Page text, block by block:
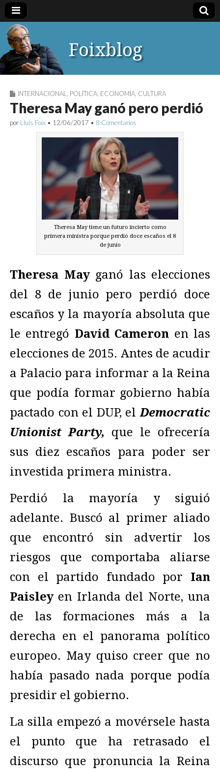
Foixblog
INTERNACIONAL POLÍTICA ECONOMÍA CULTURA
Theresa May ganó pero perdió
por Lluís Foix • 12/06/2017 • 8 Comentarios
Theresa May tiene un futuro incierto como
primera ministra porque perdió doce escaños el 8
de junio
Theresa Mayganó las elecciones
del 8 de junio pero perdió doce
escaños y la mayoría absoluta que
le entregó David Cameron en las
elecciones de 2015. Antes de acudir
a Palacio para informar a la Reina
que podía formar gobierno había
pactado con el DUP, elDemocratic
Unionist Party, que le ofrecería
sus diez escaños para poder ser
investida primera ministra.
Perdió la mayoría y siguió
adelante. Buscó al primer aliado
que encontró sin advertir los
riesgos que comportaba aliarse
con el partido fundado por Ian
Paisley en Irlanda del Norte, una
de las formaciones más a la
derecha en el panorama político
europeo. May quiso creer que no
había pasado nada porque podía
presidir el gobierno.
La silla empezó a movérsele hasta
el punto que ha retrasado el
discurso que pronuncia la Reina